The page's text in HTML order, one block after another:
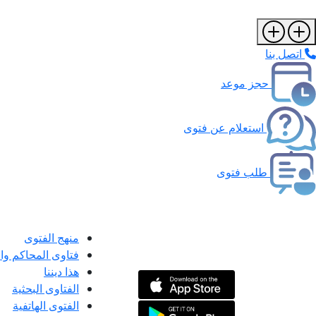
اتصل بنا
حجز موعد
استعلام عن فتوى
طلب فتوى
منهج الفتوى
فتاوى المحاكم
هذا ديننا
الفتاوى البحثية
الفتوى الهاتفية